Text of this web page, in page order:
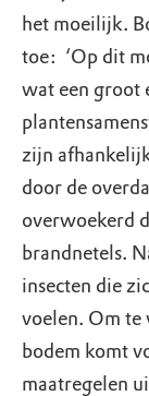
het moeilijk.
toe: ‘Op dit
wat een groot
zijn
door de
overwoekerd
brandnetels.
insecten die
voelen. Om te
bodem komt
maatregelen